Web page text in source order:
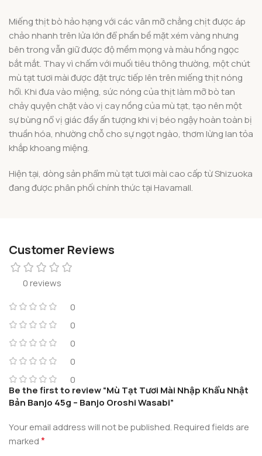
Miếng thịt bò hảo hạng với các vân mỡ chằng chịt được áp
chảo nhanh trên lửa lớn để phần bề mặt xém vàng nhưng
bên trong vẫn giữ được độ mềm mọng và màu hồng ngọc
bắt mắt. Thay vì chấm với muối tiêu thông thường, một chút
mù tạt tươi mài được đặt trực tiếp lên trên miếng thịt nóng
hổi. Khi đưa vào miệng, sức nóng của thịt làm mỡ bò tan
chảy quyện chặt vào vị cay nồng của mù tạt, tạo nên một
sự bùng nổ vị giác đầy ấn tượng khi vị béo ngậy hoàn toàn bị
thuần hóa, nhường chỗ cho sự ngọt ngào, thơm lừng lan tỏa
khắp khoang miệng.
Hiện tại, dòng sản phẩm mù tạt tươi mài cao cấp từ Shizuoka
đang được phân phối chính thức tại Havamall.
Customer Reviews
0 reviews
0
0
0
0
0
Be the first to review “Mù Tạt Tươi Mài Nhập Khẩu Nhật
Bản Banjo 45g – Banjo Oroshi Wasabi”
Your email address will not be published.Required fields are
marked*